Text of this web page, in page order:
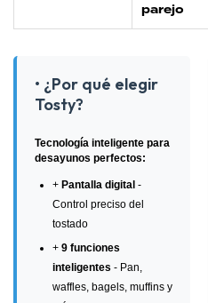
parejo
• ¿Por qué elegir
Tosty?
Tecnología inteligente para
desayunos perfectos:
+ Pantalla digital -
Control preciso del
tostado
+ 9 funciones
inteligentes - Pan,
waffles, bagels, muffins y